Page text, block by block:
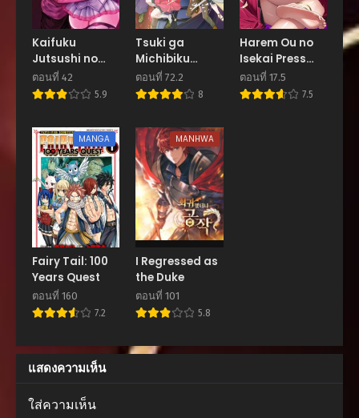
ตอนที่ 45
มิถุนายน 20, 2026
ตอนที่ 44
มิถุนายน 20, 2026
ตอนที่ 42
มิถุนายน 20, 2026
ตอนที่ 41
มิถุนายน 20, 2026
ตอนที่ 40
มิถุนายน 20, 2026
ตอนที่ 39
มิถุนายน 20, 2026
ตอนที่ 38
มิถุนายน 20, 2026
ตอนที่ 37
Kaifuku
Jutsushi no
Yarinaoshi
ตอนที่ 42
5.9
Tsuki ga
Michibiku
Isekai Douchuu
จันทรานำพาสู่ต่าง
ตอนที่ 72.2
8
Harem Ou no
Isekai Press
Manyuuki บันทึก
การผจญภัยในต่าง
ตอนที่ 17.5
7.5
MANGA
Fairy Tail: 100
Years Quest
ตอนที่ 160
7.2
MANHWA
I Regressed as
the Duke
ตอนที่ 101
5.8
แสดงความเห็น
ใส่ความเห็น